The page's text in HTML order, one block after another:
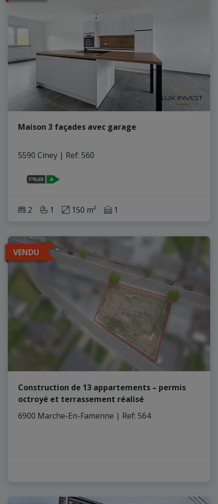
Maison 3 façades avec garage
5590 Ciney | Ref: 560
2 1 150 m² 1
VENDU
Construction de 13 appartements – permis
octroyé et terrassement réalisé
6900 Marche-En-Famenne | Ref: 564